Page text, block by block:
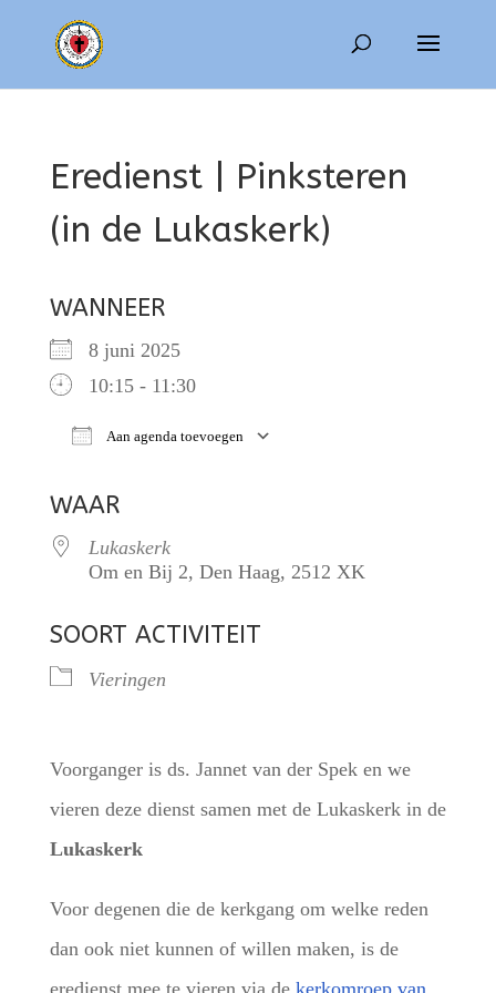
Eredienst | Pinksteren
(in de Lukaskerk)
WANNEER
8 juni 2025
10:15 - 11:30
Aan agenda toevoegen
WAAR
Lukaskerk
Om en Bij 2, Den Haag, 2512 XK
SOORT ACTIVITEIT
Vieringen
Voorganger is ds. Jannet van der Spek en we
vieren deze dienst samen met de Lukaskerk in de
Lukaskerk
Voor degenen die de kerkgang om welke reden
dan ook niet kunnen of willen maken, is de
eredienst mee te vieren via dekerkomroep van